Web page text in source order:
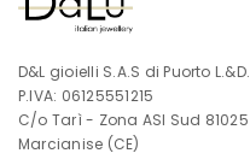
D&L gioielli S.A.S di Puorto L.&D.
P.IVA: 06125551215
C/o Tarì - Zona ASI Sud 81025
Marcianise (CE)